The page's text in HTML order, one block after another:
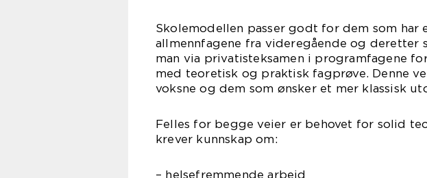
Skolemodellen passer godt for dem som har
allmennfagene fra videregående og deretter
man via privatisteksamen i programfagene
med teoretisk og praktisk fagprøve. Denne
voksne og dem som ønsker et mer klassisk
Felles for begge veier er behovet for solid
krever kunnskap om:
– helsefremmende arbeid